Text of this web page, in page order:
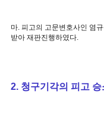
마. 피고의 고문변호사인 염
받아 재판진행하였다.
2. 청구기각의 피고